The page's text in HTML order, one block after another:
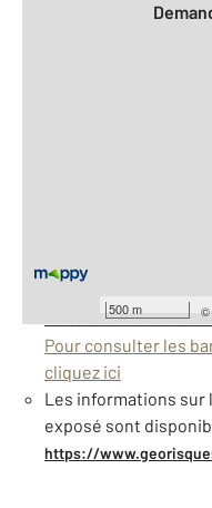
500 m ©
À savoir
Barèmes d'honoraires
Pour consulter les
cliquez ici
Les informations sur
exposé sont
https://